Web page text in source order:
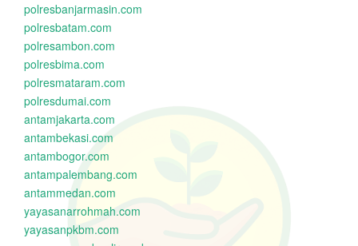
polresbanjarmasin.com
polresbatam.com
polresambon.com
polresbima.com
polresmataram.com
polresdumai.com
antamjakarta.com
antambekasi.com
antambogor.com
antampalembang.com
antammedan.com
yayasanarrohmah.com
yayasanpkbm.com